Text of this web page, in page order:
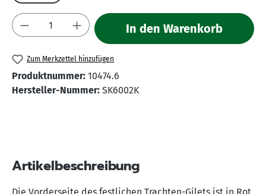
Produkt Anzahl: Gib den gewünschten
In den Warenkorb
Zum Merkzettel hinzufügen
Produktnummer: 10474.6
Hersteller-Nummer: SK6002K
Artikelbeschreibung